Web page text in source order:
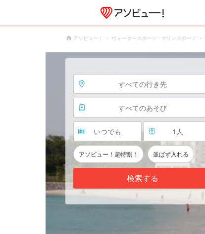
アソビュー！ ウォータースポーツ・マリンスポーツ
すべての行き先
すべてのあそび
いつでも 1 人
アソビュー！超特割！ 並ばず入れる
検索する